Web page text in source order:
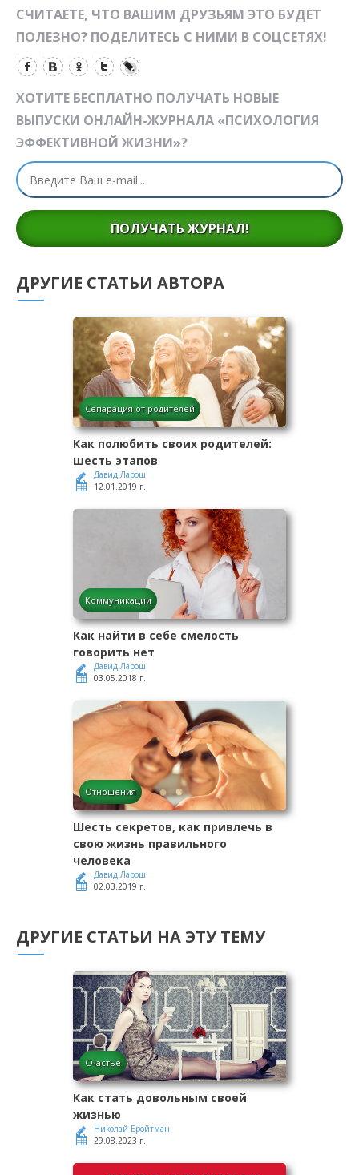
СЧИТАЕТЕ, ЧТО ВАШИМ ДРУЗЬЯМ ЭТО БУДЕТ
ПОЛЕЗНО? ПОДЕЛИТЕСЬ С НИМИ В СОЦСЕТЯХ!
ХОТИТЕ БЕСПЛАТНО ПОЛУЧАТЬ НОВЫЕ
ВЫПУСКИ ОНЛАЙН-ЖУРНАЛА «ПСИХОЛОГИЯ
ЭФФЕКТИВНОЙ ЖИЗНИ»?
ПОЛУЧАТЬ ЖУРНАЛ!
ДРУГИЕ СТАТЬИ АВТОРА
Сепарация от родителей
Как полюбить своих родителей:
шесть этапов
Давид Ларош
12.01.2019 г.
Коммуникации
Как найти в себе смелость
говорить нет
Давид Ларош
03.05.2018 г.
Отношения
Шесть секретов, как привлечь в
свою жизнь правильного
человека
Давид Ларош
02.03.2019 г.
ДРУГИЕ СТАТЬИ НА ЭТУ ТЕМУ
Счастье
Как стать довольным своей
жизнью
Николай Бройтман
29.08.2023 г.